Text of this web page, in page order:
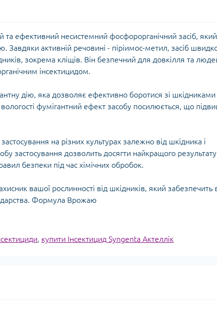
та ефективний несистемний фосфорорганічний засіб, який
Завдяки активній речовині - піріимос-метил, засіб
зокрема кліщів. Він безпечний для довкілля та
інсектицидом.
дію, яка дозволяє ефективно боротися зі шкідниками
фумігантний ефект засобу посилюється, що
на різних культурах залежно від шкідника і
застосування дозволить досягти найкращого
безпеки під час хімічних обробок.
вашої рослинності від шкідників, який забезпечить
Формула Врожаю
, купити Інсектицид Syngenta Актеллік